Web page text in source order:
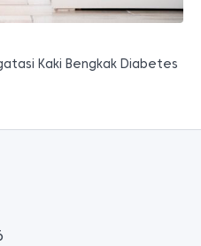
Kaki Bengkak Diabetes